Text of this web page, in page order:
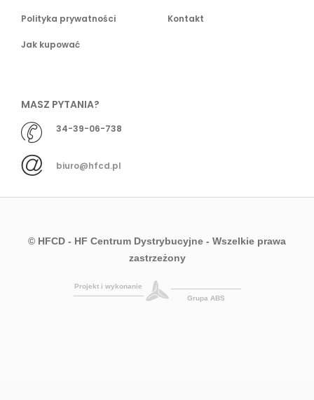
Polityka prywatności
Jak kupować
Kontakt
MASZ PYTANIA?
34-39-06-738
biuro@hfcd.pl
© HFCD - HF Centrum Dystrybucyjne - Wszelkie prawa
zastrzeżony
Projekt i wykonanie
Grupa ABS